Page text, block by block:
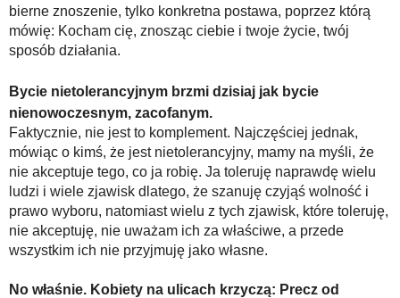
bierne znoszenie, tylko konkretna postawa, poprzez którą
mówię: Kocham cię, znosząc ciebie i twoje życie, twój
sposób działania.
Bycie nietolerancyjnym brzmi dzisiaj jak bycie
nienowoczesnym, zacofanym.
Faktycznie, nie jest to komplement. Najczęściej jednak,
mówiąc o kimś, że jest nietolerancyjny, mamy na myśli, że
nie akceptuje tego, co ja robię. Ja toleruję naprawdę wielu
ludzi i wiele zjawisk dlatego, że szanuję czyjąś wolność i
prawo wyboru, natomiast wielu z tych zjawisk, które toleruję,
nie akceptuję, nie uważam ich za właściwe, a przede
wszystkim ich nie przyjmuję jako własne.
No właśnie. Kobiety na ulicach krzyczą: Precz od